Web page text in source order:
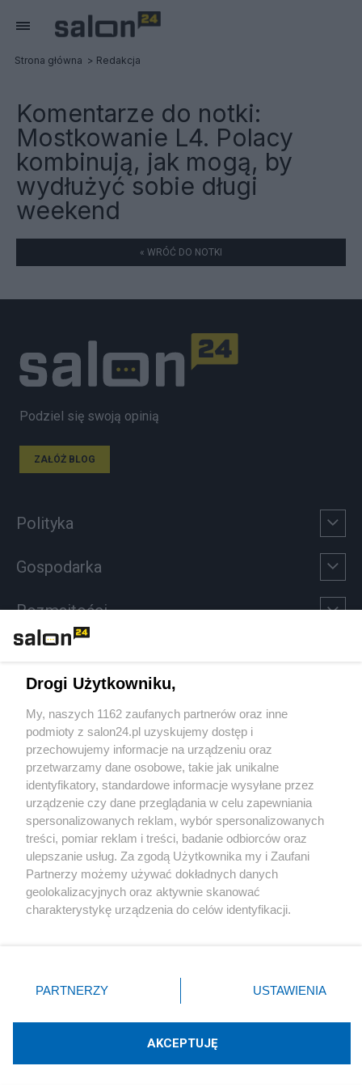
Strona główna Redakcja
Komentarze do notki:
Mostkowanie L4. Polacy
kombinują, jak mogą, by
wydłużyć sobie długi
weekend
« WRÓĆ DO NOTKI
Podziel się swoją opinią
ZAŁÓŻ BLOG
Polityka
Gospodarka
Rozmaitości
Sport
Społeczeństwo
Kultura
X Facebook Instagram Youtube
Technologię dostarcza:W3media.pl
Drogi Użytkowniku,
My, naszych 1162 zaufanych partnerów oraz inne
podmioty z salon24.pl uzyskujemy dostęp i
przechowujemy informacje na urządzeniu oraz
przetwarzamy dane osobowe, takie jak unikalne
identyfikatory, standardowe informacje wysyłane przez
urządzenie czy dane przeglądania w celu zapewniania
spersonalizowanych reklam, wybór spersonalizowanych
treści, pomiar reklam i treści, badanie odbiorców oraz
ulepszanie usług. Za zgodą Użytkownika my i Zaufani
Partnerzy możemy używać dokładnych danych
geolokalizacyjnych oraz aktywnie skanować
charakterystykę urządzenia do celów identyfikacji.
zmienić/wycofać klikając przycisk ustawień prywatności
znajdujący się w lewym dolnym rogu strony
rodzaje przetwarzania danych nie wymagają zgody
użytkownika, ale masz prawo sprzeciwić się takiemu
PARTNERZY USTAWIENIA
AKCEPTUJĘ